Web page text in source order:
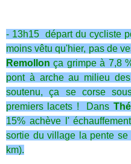
- 13h15 départ du cycliste
moins vêtu qu'hier, pas de
Remollon ça grimpe à 7,8
pont à arche au milieu
soutenu, ça se corse
premiers lacets ! Dans
15% achève l'
sortie du village la pente
km).